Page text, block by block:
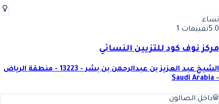
نساء
5.0تقييمات 1
مركز نوف كود للتزيين النسائي
الشيخ عبد العزيز بن عبدالرحمن بن بشر - 13223 - منطقة الرياض
- Saudi Arabia
داخل الصالون